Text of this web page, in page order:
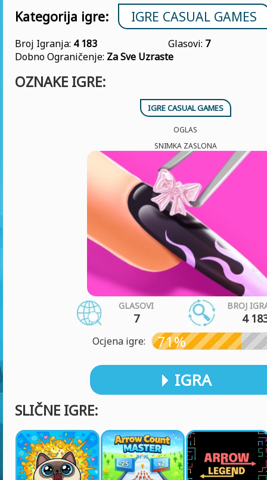
Kategorija igre:
IGRE CASUAL GAMES
Broj Igranja: 4 183 Glasovi: 7
Dobno Ograničenje: Za Sve Uzraste
OZNAKE IGRE:
IGRE CASUAL GAMES
OGLAS
SNIMKA ZASLONA
GLASOVI
7
BROJ
4
Ocjena igre: 71%
IGRA
SLIČNE IGRE: